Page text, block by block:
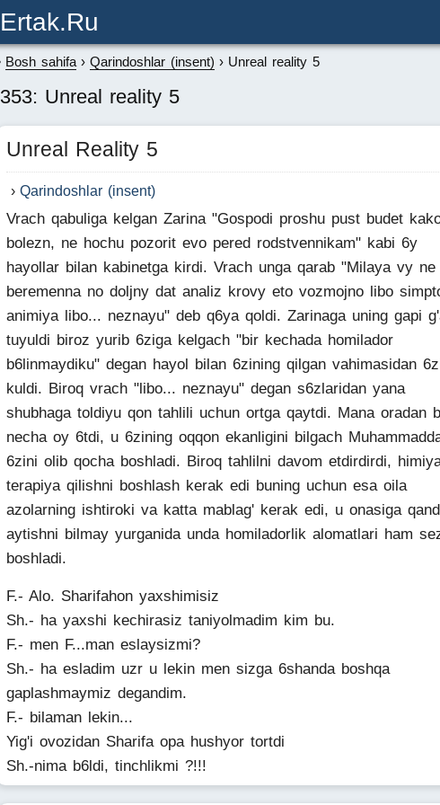
Ertak.ru
Bosh sahifa Qarindoshlar (insent) Unreal reality 5
353: Unreal reality 5
Unreal Reality 5
Qarindoshlar (insent)
Vrach qabuliga kelgan Zarina "Gospodi proshu pust budet
bolezn, ne hochu pozorit evo pered rodstvennikam" kabi 6y
hayollar bilan kabinetga kirdi. Vrach unga qarab "Milaya vy ne
beremenna no doljny dat analiz krovy eto vozmojno libo
animiya libo... neznayu" deb q6ya qoldi. Zarinaga uning gapi
tuyuldi biroz yurib 6ziga kelgach "bir kechada homilador
b6linmaydiku" degan hayol bilan 6zining qilgan vahimasidan
kuldi. Biroq vrach "libo... neznayu" degan s6zlaridan yana
shubhaga toldiyu qon tahlili uchun ortga qaytdi. Mana oradan
necha oy 6tdi, u 6zining oqqon ekanligini bilgach
6zini olib qocha boshladi. Biroq tahlilni davom etdirdirdi,
terapiya qilishni boshlash kerak edi buning uchun esa oila
azolarning ishtiroki va katta mablag' kerak edi, u onasiga
aytishni bilmay yurganida unda homiladorlik alomatlari ham
boshladi.
F.- Alo. Sharifahon yaxshimisiz
Sh.- ha yaxshi kechirasiz taniyolmadim kim bu.
F.- men F...man eslaysizmi?
Sh.- ha esladim uzr u lekin men sizga 6shanda boshqa
gaplashmaymiz degandim.
F.- bilaman lekin...
Yig'i ovozidan Sharifa opa hushyor tortdi
Sh.-nima b6ldi, tinchlikmi ?!!!